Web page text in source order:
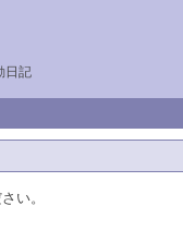
日記
い。